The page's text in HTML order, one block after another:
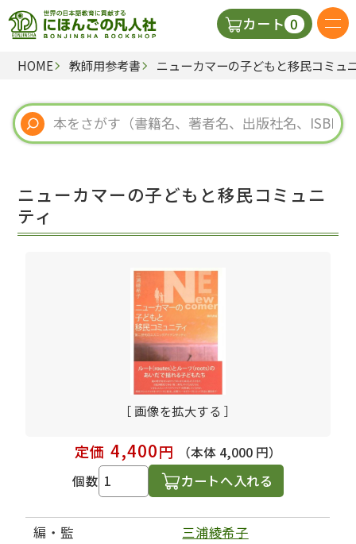
カート 0
日本語の教科書
視聴覚・補助教材
教師用参考書
HOME 教師用参考書 ニューカマーの子どもと移民コミュ
ニューカマーの子どもと移民コミュニ
ティ
［ 画像を拡大する ］
定価 4,400円
（本体 4,000 円）
個数
カートへ入れる
編・監
三浦綾希子